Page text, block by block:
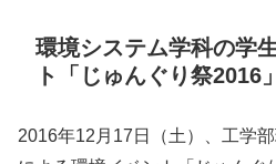
環境システム学科の学
ト「じゅんぐり祭2016
2016年12月17日（土）、工学